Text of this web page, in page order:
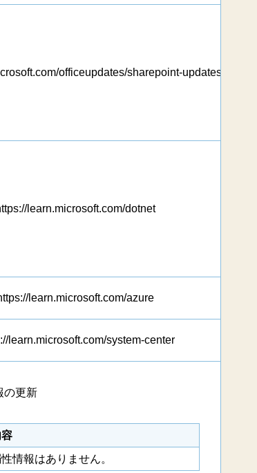
officeupdates/sharepoint-updates
learn.microsoft.com/dotnet
learn.microsoft.com/azure
learn.microsoft.com/system-center
の更新
情報はありません。